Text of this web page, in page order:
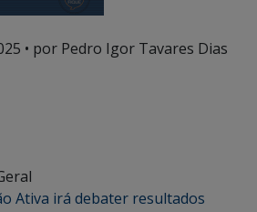
• por Pedro Igor Tavares Dias
Ativa irá debater resultados